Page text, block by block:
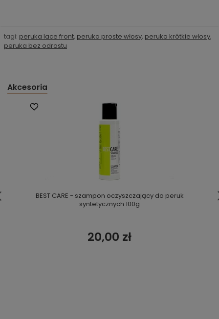
tagi: peruka lace front, peruka proste włosy, peruka krótkie włosy,
peruka bez odrostu
Akcesoria
BEST CARE - szampon oczyszczający do peruk
syntetycznych 100g
20,00 zł